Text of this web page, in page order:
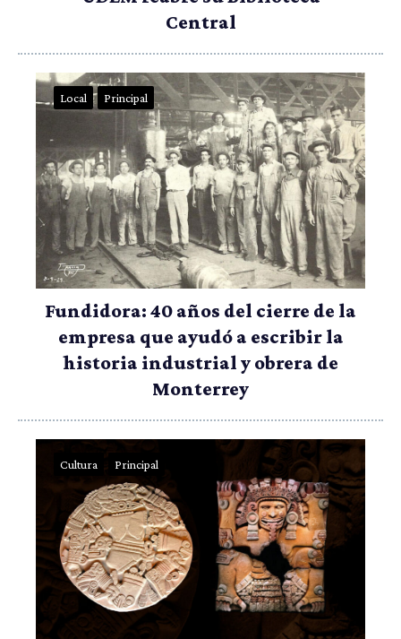
Central
Local Principal
Fundidora: 40 años del cierre de la
empresa que ayudó a escribir la
historia industrial y obrera de
Monterrey
Cultura Principal